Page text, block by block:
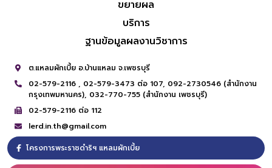
ขยายผล
บริการ
ฐานข้อมูลผลงานวิชาการ
ต.แหลมผักเบี้ย อ.บ้านแหลม จ.เพชรบุรี
02-579-2116 , 02-579-3473 ต่อ 107, 092-2730546 (สำนักงาน
กรุงเทพมหานคร), 032-770-755 (สำนักงาน เพชรบุรี)
02-579-2116 ต่อ 112
lerd.in.th@gmail.com
โครงการพระราชดำริฯ แหลมผักเบี้ย